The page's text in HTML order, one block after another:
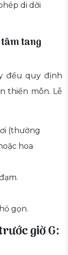
di dời
tang
đều quy định
thiền môn. Lễ
(thường
hoa
gọn.
giờ G: